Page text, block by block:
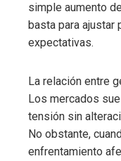
simple aumento
basta para ajustar
expectativas.
La relación entre
Los mercados
tensión sin
No obstante,
enfrentamiento